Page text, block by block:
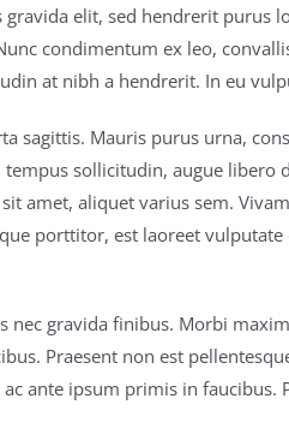
elit, sed hendrerit purus
condimentum ex leo,
at nibh a hendrerit. In eu
sagittis. Mauris purus urna,
sollicitudin, augue libero
amet, aliquet varius sem.
porttitor, est laoreet
gravida finibus. Morbi
Praesent non est
ante ipsum primis in faucibus.